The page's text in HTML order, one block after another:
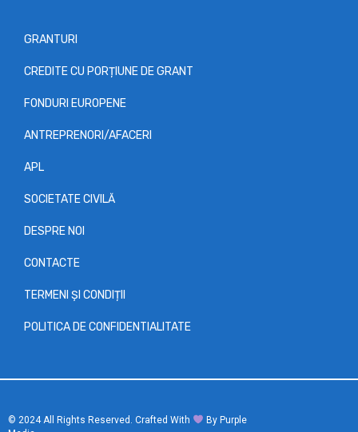
GRANTURI
CREDITE CU PORȚIUNE DE GRANT
FONDURI EUROPENE
ANTREPRENORI/AFACERI
APL
SOCIETATE CIVILĂ
DESPRE NOI
CONTACTE
TERMENI ȘI CONDIȚII
POLITICA DE CONFIDENTIALITATE
© 2024 All Rights Reserved. Crafted With
︎ By Purple